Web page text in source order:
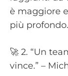
è maggiore
più profondo.
🚀 2. “Un
vince.” –